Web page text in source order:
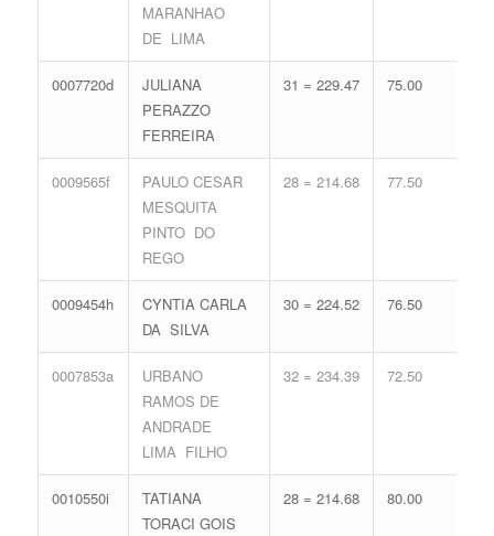
MARANHAO
DE LIMA
0007720d
JULIANA
PERAZZO
FERREIRA
31 = 229.47 75.00
0009565f
PAULO CESAR
MESQUITA
PINTO DO
REGO
28 = 214.68 77.50
0009454h
CYNTIA CARLA
DA SILVA
30 = 224.52 76.50
0007853a
URBANO
RAMOS DE
ANDRADE
LIMA FILHO
32 = 234.39 72.50
0010550i
TATIANA
TORACI GOIS
28 = 214.68 80.00